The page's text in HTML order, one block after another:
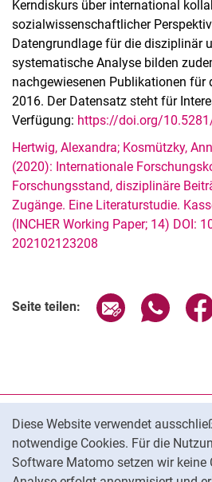
Diese Website verwendet
notwendige Cookies. Für die
Software Matomo setzen wir keine
Kerndiskurs über international
sozialwissenschaftlicher
Datengrundlage für die disziplinär
systematische Analyse bilden
nachgewiesenen Publikationen für
2016. Der Datensatz steht für
Verfügung: https://doi.org/
Hertwig, Alexandra; Kosmützky,
(2020): Internationale
Forschungsstand, disziplinäre
Zugänge. Eine Literaturstudie.
(INCHER Working Paper; 14) DOI:
202102123208
Seite teilen: Seite über E-
Seite
Datenschutz
Barrierefreiheit
Transparenter KI-Einsatz